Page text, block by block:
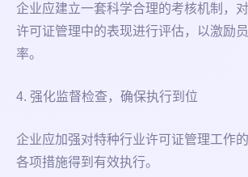
企业应建立一套科学合理的考核机制，
许可证管理中的表现进行评估，以激励
率。
4. 强化监督检查，确保执行到位
企业应加强对特种行业许可证管理工作
各项措施得到有效执行。